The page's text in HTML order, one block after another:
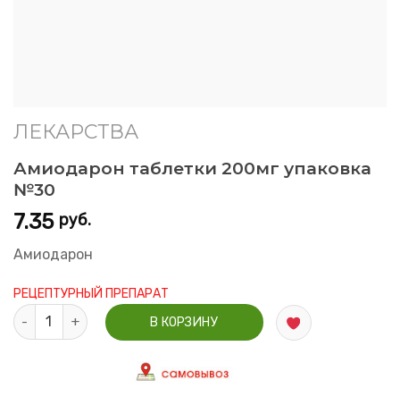
ЛЕКАРСТВА
Амиодарон таблетки 200мг упаковка
№30
7.35 руб.
Амиодарон
РЕЦЕПТУРНЫЙ ПРЕПАРАТ
Количество Амиодарон таблетки 200мг упаковка №30
В КОРЗИНУ